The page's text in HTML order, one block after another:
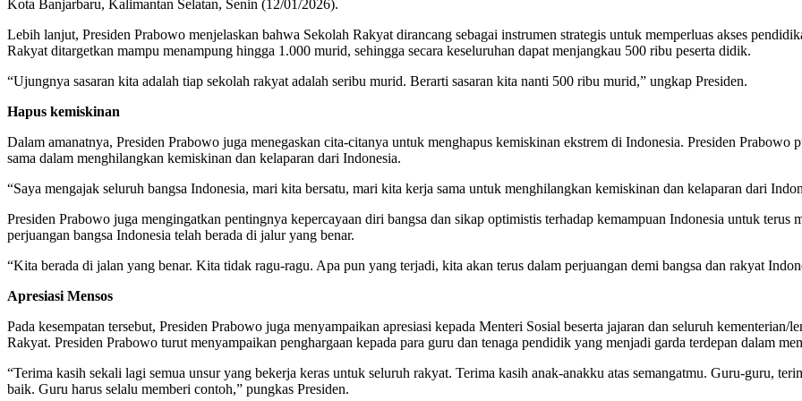
Kota Banjarbaru, Kalimantan Selatan, Senin (12/01/2026).
Lebih lanjut, Presiden Prabowo menjelaskan bahwa Sekolah Rakyat dirancang sebagai instrumen strategis untuk memperluas akses
Rakyat ditargetkan mampu menampung hingga 1.000 murid, sehingga secara keseluruhan dapat menjangkau 500 ribu peserta didik.
“Ujungnya sasaran kita adalah tiap sekolah rakyat adalah seribu murid. Berarti sasaran kita nanti 500 ribu murid,” ungkap Presiden.
Hapus kemiskinan
Dalam amanatnya, Presiden Prabowo juga menegaskan cita-citanya untuk menghapus kemiskinan ekstrem di Indonesia. Presiden Prabowo
sama dalam menghilangkan kemiskinan dan kelaparan dari Indonesia.
“Saya mengajak seluruh bangsa Indonesia, mari kita bersatu, mari kita kerja sama untuk menghilangkan kemiskinan dan kelaparan dari
Presiden Prabowo juga mengingatkan pentingnya kepercayaan diri bangsa dan sikap optimistis terhadap kemampuan Indonesia untuk terus
perjuangan bangsa Indonesia telah berada di jalur yang benar.
“Kita berada di jalan yang benar. Kita tidak ragu-ragu. Apa pun yang terjadi, kita akan terus dalam perjuangan demi bangsa dan rakyat
Apresiasi Mensos
Pada kesempatan tersebut, Presiden Prabowo juga menyampaikan apresiasi kepada Menteri Sosial beserta jajaran dan seluruh
Rakyat. Presiden Prabowo turut menyampaikan penghargaan kepada para guru dan tenaga pendidik yang menjadi garda terdepan dalam
“Terima kasih sekali lagi semua unsur yang bekerja keras untuk seluruh rakyat. Terima kasih anak-anakku atas semangatmu. Guru-guru,
baik. Guru harus selalu memberi contoh,” pungkas Presiden.